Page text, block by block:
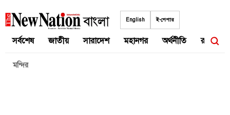
to
English ই-পেপার
সর্বশেষ জাতীয় সারাদেশ মহানগর অর্থনীতি রাজনীতি
মন্দির